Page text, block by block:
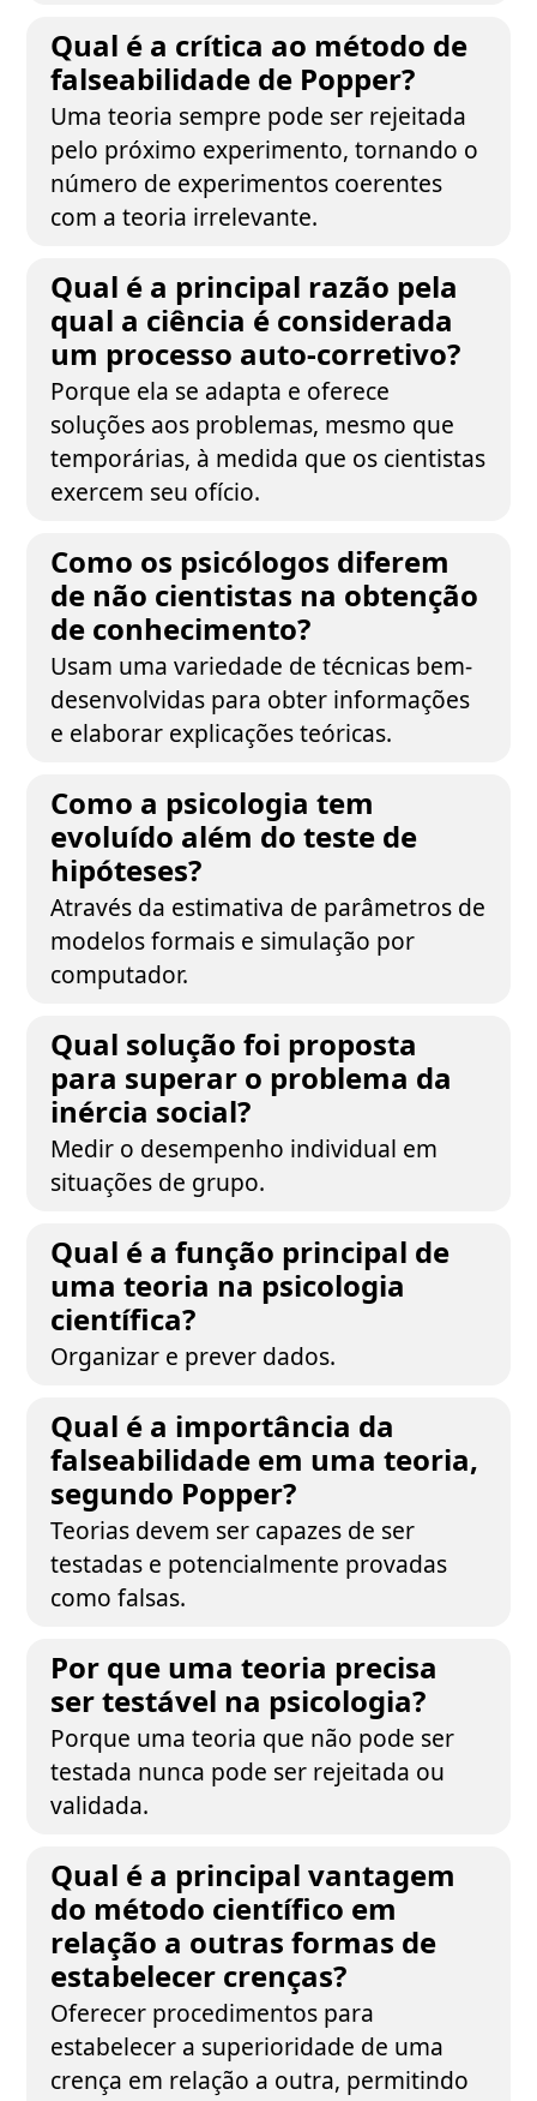
Qual é a crítica ao método de
falseabilidade de Popper?
Uma teoria sempre pode ser rejeitada
pelo próximo experimento, tornando o
número de experimentos coerentes
com a teoria irrelevante.
Qual é a principal razão pela
qual a ciência é considerada
um processo auto-corretivo?
Porque ela se adapta e oferece
soluções aos problemas, mesmo que
temporárias, à medida que os cientistas
exercem seu ofício.
Como os psicólogos diferem
de não cientistas na obtenção
de conhecimento?
Usam uma variedade de técnicas bem-
desenvolvidas para obter informações
e elaborar explicações teóricas.
Como a psicologia tem
evoluído além do teste de
hipóteses?
Através da estimativa de parâmetros de
modelos formais e simulação por
computador.
Qual solução foi proposta
para superar o problema da
inércia social?
Medir o desempenho individual em
situações de grupo.
Qual é a função principal de
uma teoria na psicologia
científica?
Organizar e prever dados.
Qual é a importância da
falseabilidade em uma teoria,
segundo Popper?
Teorias devem ser capazes de ser
testadas e potencialmente provadas
como falsas.
Por que uma teoria precisa
ser testável na psicologia?
Porque uma teoria que não pode ser
testada nunca pode ser rejeitada ou
validada.
Qual é a principal vantagem
do método científico em
relação a outras formas de
estabelecer crenças?
Oferecer procedimentos para
estabelecer a superioridade de uma
crença em relação a outra, permitindo